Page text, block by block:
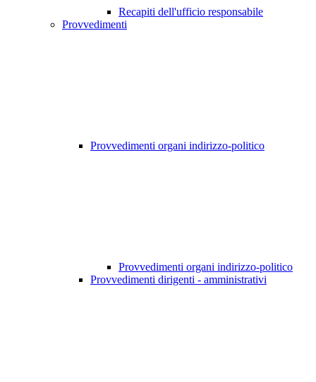
Recapiti dell'ufficio responsabile
Provvedimenti
Provvedimenti organi indirizzo-politico
Provvedimenti organi indirizzo-politico
Provvedimenti dirigenti - amministrativi